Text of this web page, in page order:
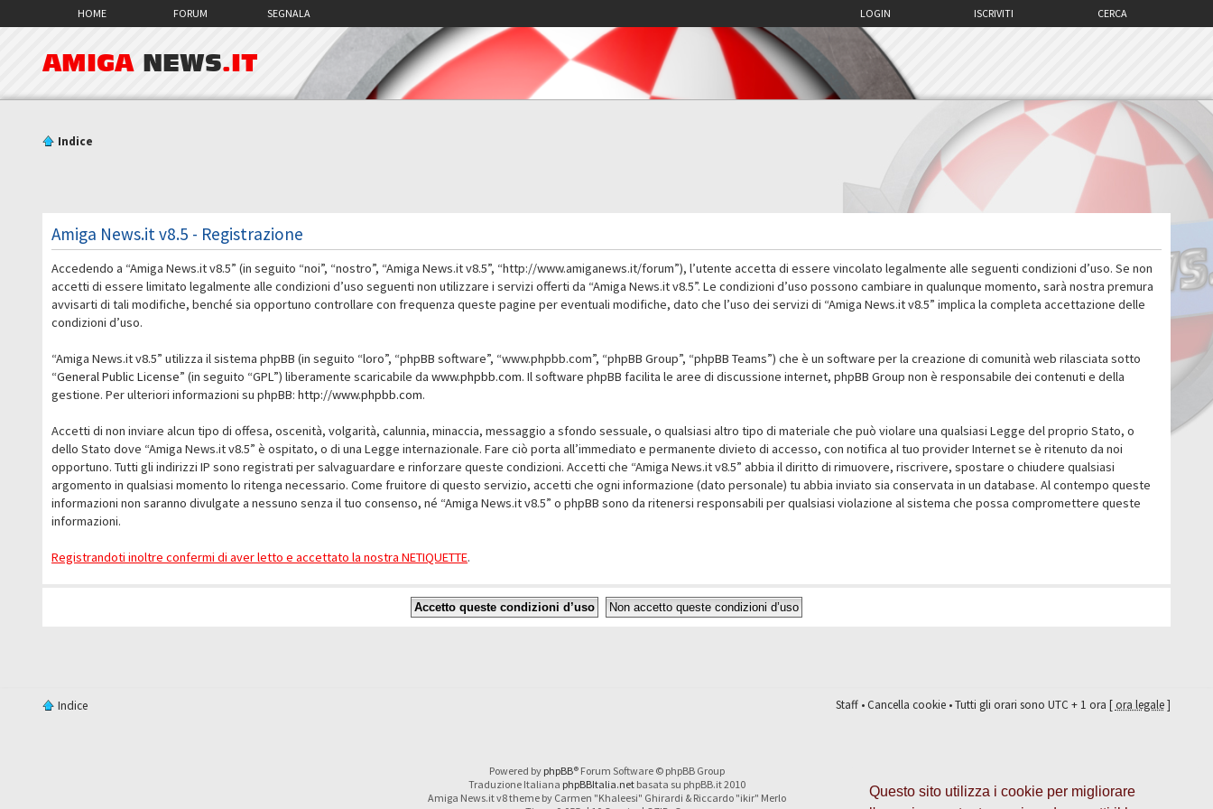
Questo sito utilizza i cookie per migliorare
HOME FORUM SEGNALA CERCA
ISCRIVITI
LOGIN
AMIGA NEWS.IT
Indice
Amiga News.it v8.5 - Registrazione
Accedendo a “Amiga News.it v8.5” (in seguito “noi”, “nostro”, “Amiga News.it v8.5”, “http://www.amiganews.it/forum”), l’utente accetta di essere vincolato legalmente alle seguenti condizioni d’uso. Se non
accetti di essere limitato legalmente alle condizioni d’uso seguenti non utilizzare i servizi offerti da “Amiga News.it v8.5”. Le condizioni d’uso possono cambiare in qualunque momento, sarà nostra premura
avvisarti di tali modifiche, benché sia opportuno controllare con frequenza queste pagine per eventuali modifiche, dato che l’uso dei servizi di “Amiga News.it v8.5” implica la completa accettazione delle
condizioni d’uso.
“Amiga News.it v8.5” utilizza il sistema phpBB (in seguito “loro”, “phpBB software”, “www.phpbb.com”, “phpBB Group”, “phpBB Teams”) che è un software per la creazione di comunità web rilasciata sotto
“General Public License” (in seguito “GPL”) liberamente scaricabile dawww.phpbb.com. Il software phpBB facilita le aree di discussione internet, phpBB Group non è responsabile dei contenuti e della
gestione. Per ulteriori informazioni su phpBB:http://www.phpbb.com.
Accetti di non inviare alcun tipo di offesa, oscenità, volgarità, calunnia, minaccia, messaggio a sfondo sessuale, o qualsiasi altro tipo di materiale che può violare una qualsiasi Legge del proprio Stato, o
dello Stato dove “Amiga News.it v8.5” è ospitato, o di una Legge internazionale. Fare ciò porta all’immediato e permanente divieto di accesso, con notifica al tuo provider Internet se è ritenuto da noi
opportuno. Tutti gli indirizzi IP sono registrati per salvaguardare e rinforzare queste condizioni. Accetti che “Amiga News.it v8.5” abbia il diritto di rimuovere, riscrivere, spostare o chiudere qualsiasi
argomento in qualsiasi momento lo ritenga necessario. Come fruitore di questo servizio, accetti che ogni informazione (dato personale) tu abbia inviato sia conservata in un database. Al contempo queste
informazioni non saranno divulgate a nessuno senza il tuo consenso, né “Amiga News.it v8.5” o phpBB sono da ritenersi responsabili per qualsiasi violazione al sistema che possa compromettere queste
informazioni.
Registrandoti inoltre confermi di aver letto e accettato la nostra NETIQUETTE.
Indice Staff•Cancella cookie• Tutti gli orari sono UTC + 1 ora [ora legale]
Powered by phpBB® Forum Software © phpBB Group
Traduzione Italiana phpBBItalia.netbasata su phpBB.it 2010
Amiga News.it v8 theme by Carmen "Khaleesi" Ghirardi & Riccardo "ikir" Merlo